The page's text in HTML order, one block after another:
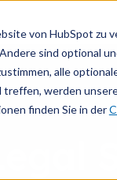
von HubSpot zu
sind optional
alle
werden
finden Sie in der
Legal